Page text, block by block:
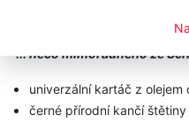
... něco mimořádného ze
univerzální kartáč z olejem
černé přírodní kančí štětiny